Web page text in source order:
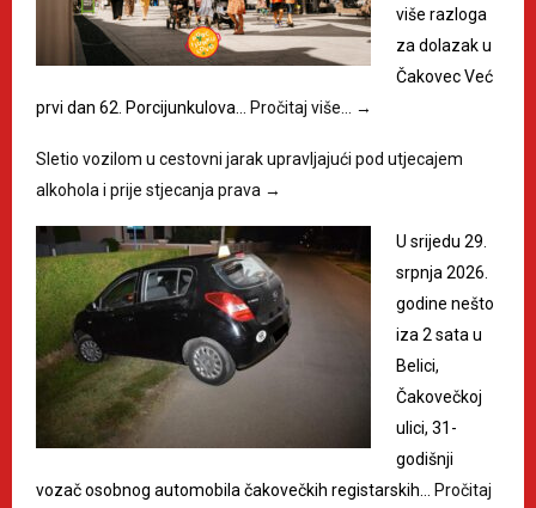
više razloga
za dolazak u
Čakovec Već
prvi dan 62. Porcijunkulova…
Pročitaj više… →
Sletio vozilom u cestovni jarak upravljajući pod utjecajem
alkohola i prije stjecanja prava →
U srijedu 29.
srpnja 2026.
godine nešto
iza 2 sata u
Belici,
Čakovečkoj
ulici, 31-
godišnji
vozač osobnog automobila čakovečkih registarskih…
Pročitaj